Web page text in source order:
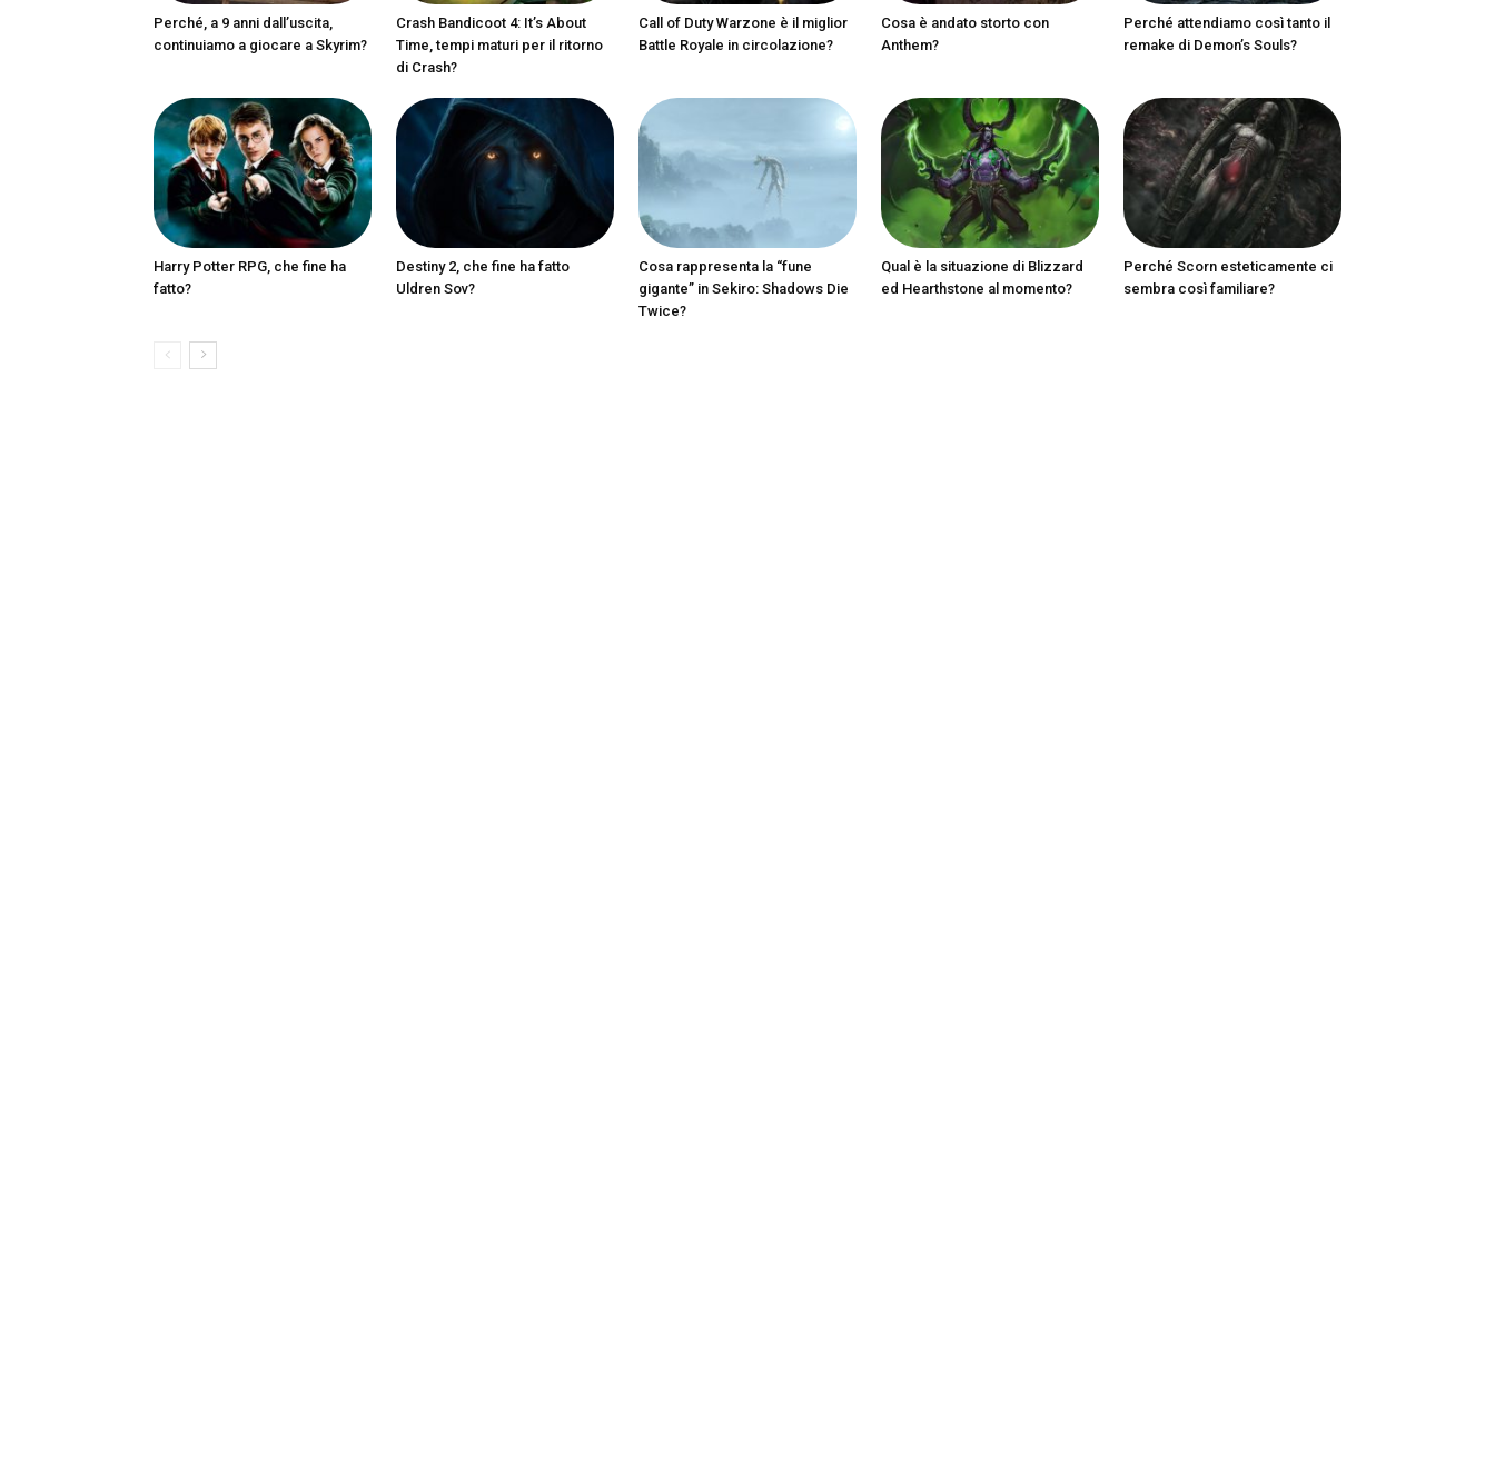
Perché, a 9 anni dall’uscita,
continuiamo a giocare a Skyrim?
Crash Bandicoot 4: It’s About
Time, tempi maturi per il ritorno
di Crash?
Call of Duty Warzone è il miglior
Battle Royale in circolazione?
Cosa è andato storto con
Anthem?
Perché attendiamo così tanto il
remake di Demon’s Souls?
Harry Potter RPG, che fine ha
fatto?
Destiny 2, che fine ha fatto
Uldren Sov?
Cosa rappresenta la “fune
gigante” in Sekiro: Shadows Die
Twice?
Qual è la situazione di Blizzard
ed Hearthstone al momento?
Perché Scorn esteticamente ci
sembra così familiare?